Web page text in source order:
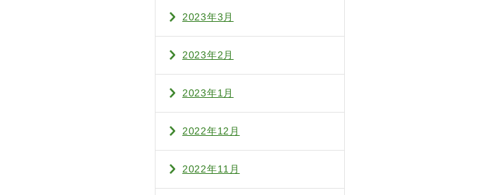
2023年3月
2023年2月
2023年1月
2022年12月
2022年11月